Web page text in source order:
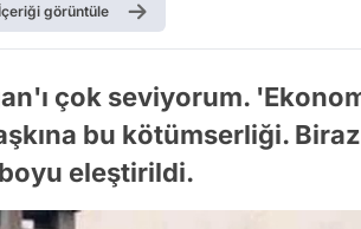
İçeriği görüntüle
çok seviyorum.
bu kötümserliği.
eleştirildi.